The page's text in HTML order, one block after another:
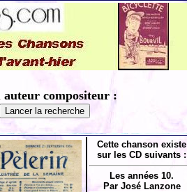
compositeur :
Cette chanson existe
sur les CD suivants :
Les années 10.
Par José Lanzone